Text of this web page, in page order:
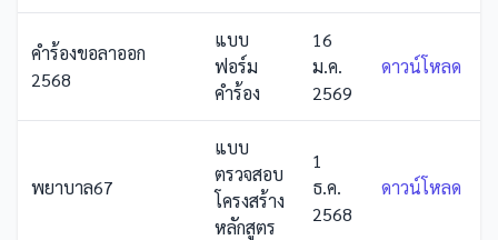
คำร้องขอลาออก
2568
แบบ
ฟอร์ม
คำร้อง
16
ม.ค.
2569
ดาวน์โหลด
พยาบาล67
แบบ
ตรวจสอบ
โครงสร้าง
หลักสูตร
1
ธ.ค.
2568
ดาวน์โหลด